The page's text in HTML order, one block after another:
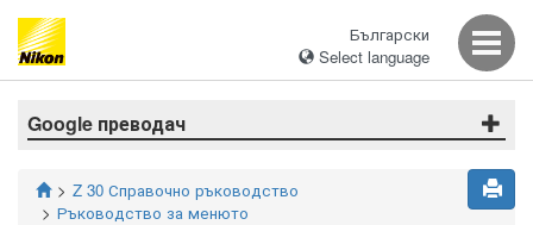
Български
Select language
Google преводач
Z 30 Справочно ръководство
Ръководство за менюто